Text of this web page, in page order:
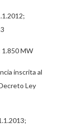
1.850 MW
inscrita al
Ley